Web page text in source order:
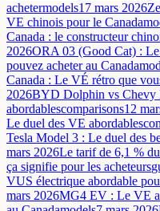
achetermodels17 mars 2026
VE chinois pour le Canada
Canada : le constructeur
2026ORA 03 (Good Cat) :
pouvez acheter au Canada
Canada : Le VÉ rétro que
2026BYD Dolphin vs Chevy
abordablescomparisons12
Le duel des VE abordables
Tesla Model 3 : Le duel des
mars 2026Le tarif de 6,1 %
ça signifie pour les acheteurs
VUS électrique abordable
mars 2026MG4 EV : Le VE